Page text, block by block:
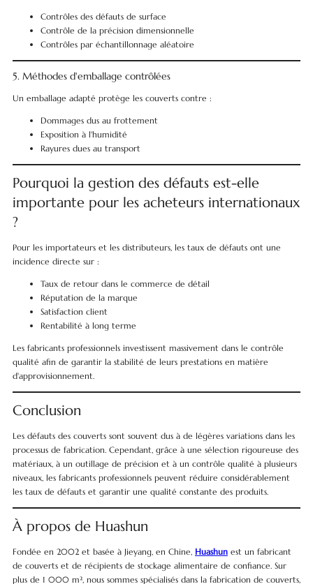
Contrôles des défauts de surface
Contrôle de la précision dimensionnelle
Contrôles par échantillonnage aléatoire
5. Méthodes d'emballage contrôlées
Un emballage adapté protège les couverts contre :
Dommages dus au frottement
Exposition à l'humidité
Rayures dues au transport
Pourquoi la gestion des défauts est-elle
importante pour les acheteurs internationaux
?
Pour les importateurs et les distributeurs, les taux de défauts ont une
incidence directe sur :
Taux de retour dans le commerce de détail
Réputation de la marque
Satisfaction client
Rentabilité à long terme
Les fabricants professionnels investissent massivement dans le contrôle
qualité afin de garantir la stabilité de leurs prestations en matière
d'approvisionnement.
Conclusion
Les défauts des couverts sont souvent dus à de légères variations dans les
processus de fabrication. Cependant, grâce à une sélection rigoureuse des
matériaux, à un outillage de précision et à un contrôle qualité à plusieurs
niveaux, les fabricants professionnels peuvent réduire considérablement
les taux de défauts et garantir une qualité constante des produits.
À propos de Huashun
Fondée en 2002 et basée à Jieyang, en Chine, Huashunest un fabricant
de couverts et de récipients de stockage alimentaire de confiance. Sur
plus de 1 000 m², nous sommes spécialisés dans la fabrication de couverts,